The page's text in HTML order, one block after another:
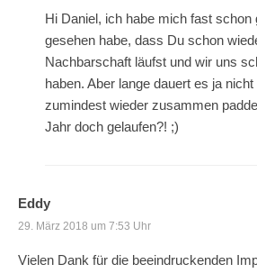
Hi Daniel, ich habe mich fast schon
gesehen habe, dass Du schon
Nachbarschaft läufst und wir uns
haben. Aber lange dauert es ja
zumindest wieder zusammen
Jahr doch gelaufen?! ;)
Eddy
29. März 2018 um 7:53 Uhr
Vielen Dank für die beeindruckenden